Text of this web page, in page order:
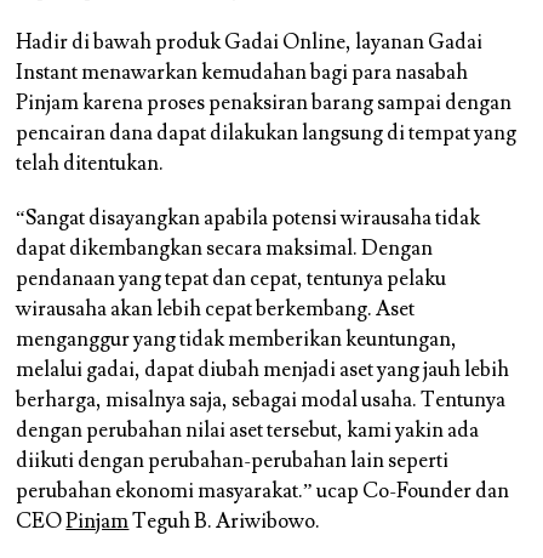
Hadir di bawah produk Gadai Online, layanan Gadai
Instant menawarkan kemudahan bagi para nasabah
Pinjam karena proses penaksiran barang sampai dengan
pencairan dana dapat dilakukan langsung di tempat yang
telah ditentukan.
“Sangat disayangkan apabila potensi wirausaha tidak
dapat dikembangkan secara maksimal. Dengan
pendanaan yang tepat dan cepat, tentunya pelaku
wirausaha akan lebih cepat berkembang. Aset
menganggur yang tidak memberikan keuntungan,
melalui gadai, dapat diubah menjadi aset yang jauh lebih
berharga, misalnya saja, sebagai modal usaha. Tentunya
dengan perubahan nilai aset tersebut, kami yakin ada
diikuti dengan perubahan-perubahan lain seperti
perubahan ekonomi masyarakat.” ucap Co-Founder dan
CEOPinjamTeguh B. Ariwibowo.